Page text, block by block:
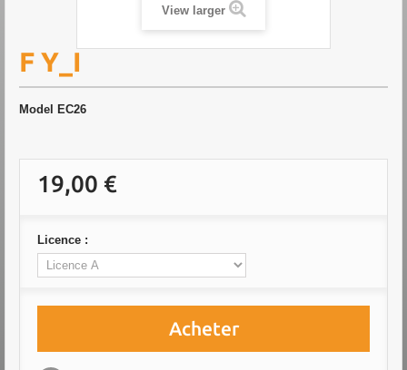
View larger
F Y_I
Model EC26
19,00 €
Licence :
Acheter